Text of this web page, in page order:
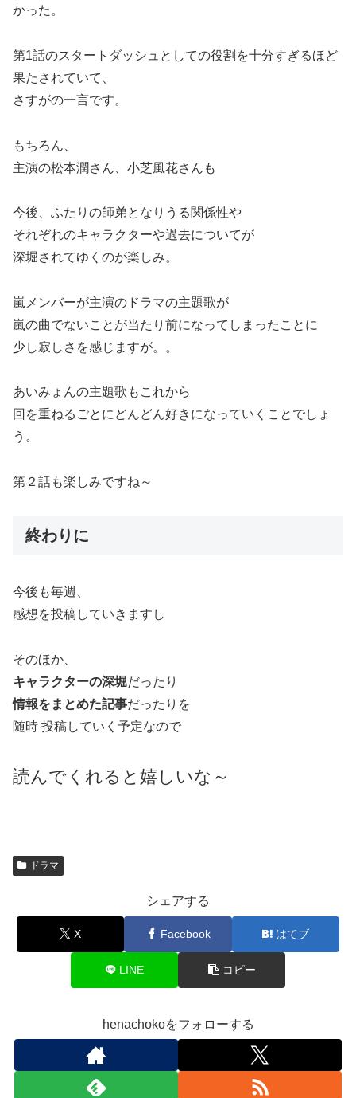
かった。
第1話のスタートダッシュとしての役割を十分すぎるほど
果たされていて、
さすがの一言です。
もちろん、
主演の松本潤さん、小芝風花さんも
今後、ふたりの師弟となりうる関係性や
それぞれのキャラクターや過去についてが
深堀されてゆくのが楽しみ。
嵐メンバーが主演のドラマの主題歌が
嵐の曲でないことが当たり前になってしまったことに
少し寂しさを感じますが。。
あいみょんの主題歌もこれから
回を重ねるごとにどんどん好きになっていくことでしょ
う。
第２話も楽しみですね～
終わりに
今後も毎週、
感想を投稿していきますし
そのほか、
キャラクターの深堀だったり
情報をまとめた記事だったりを
随時 投稿していく予定なので
読んでくれると嬉しいな～
ドラマ
シェアする
X Facebook はてブ
LINE コピー
henachokoをフォローする